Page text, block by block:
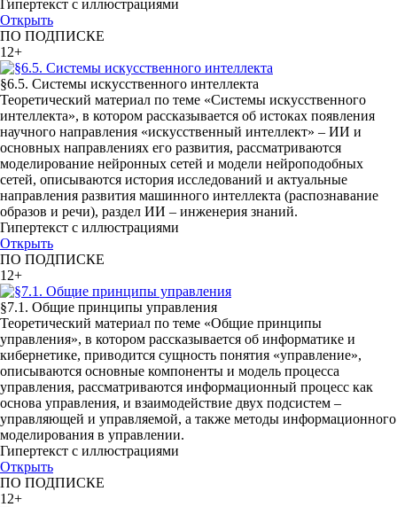
Гипертекст с иллюстрациями
Открыть
ПО ПОДПИСКЕ
12+
§6.5. Системы искусственного интеллекта
Теоретический материал по теме «Системы искусственного
интеллекта», в котором рассказывается об истоках появления
научного направления «искусственный интеллект» – ИИ и
основных направлениях его развития, рассматриваются
моделирование нейронных сетей и модели нейроподобных
сетей, описываются история исследований и актуальные
направления развития машинного интеллекта (распознавание
образов и речи), раздел ИИ – инженерия знаний.
Гипертекст с иллюстрациями
Открыть
ПО ПОДПИСКЕ
12+
§7.1. Общие принципы управления
Теоретический материал по теме «Общие принципы
управления», в котором рассказывается об информатике и
кибернетике, приводится сущность понятия «управление»,
описываются основные компоненты и модель процесса
управления, рассматриваются информационный процесс как
основа управления, и взаимодействие двух подсистем –
управляющей и управляемой, а также методы информационного
моделирования в управлении.
Гипертекст с иллюстрациями
Открыть
ПО ПОДПИСКЕ
12+